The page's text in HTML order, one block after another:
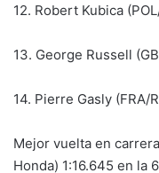
12. Robert Kubica
13. George Russell
14. Pierre Gasly (FRA/
Mejor vuelta en
Honda) 1:16.645 en la